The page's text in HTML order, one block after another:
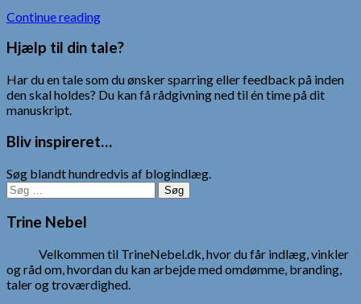
Continue reading
Hjælp til din tale?
Har du en tale som du ønsker sparring eller feedback på inden
den skal holdes? Du kan få rådgivning ned til én time på dit
manuskript.
Bliv inspireret…
Søg blandt hundredvis af blogindlæg.
Søg
efter:
Trine Nebel
Velkommen til TrineNebel.dk, hvor du får indlæg, vinkler
og råd om, hvordan du kan arbejde med omdømme, branding,
taler og troværdighed.